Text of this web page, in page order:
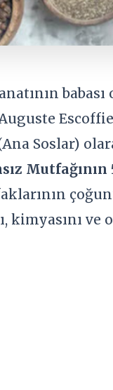
Soslar)
Mutfağının
kimyasını ve